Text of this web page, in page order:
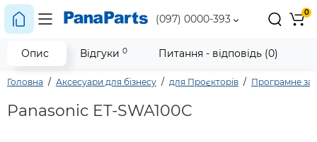
(097) 0000-393
0
Головна Аксесуари для бізнесу для Проєкторів Програмне
Panasonic ET-SWA100C
Опис Відгуки 0 Питання - відповідь (0)